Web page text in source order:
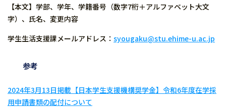
【本文】学部、学年、学籍番号（数字7桁＋アルファベット大文
字）、氏名、変更内容
学生生活支援課メールアドレス： syougaku@stu.ehime-u.ac.jp
参考
2024年3月13日掲載【日本学生支援機構奨学金】令和6年度在学採
用申請書類の配付について